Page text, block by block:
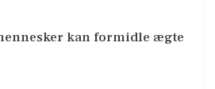
kan formidle ægte